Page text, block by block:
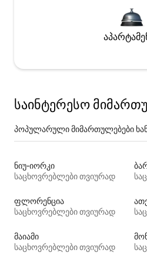
საინტერესო
პოპულარული მიმართულებები
ნიუ-იორკი
საცხოვრებლები თვიურად
ფლორენცია
საცხოვრებლები თვიურად
მაიამი
საცხოვრებლები თვიურად